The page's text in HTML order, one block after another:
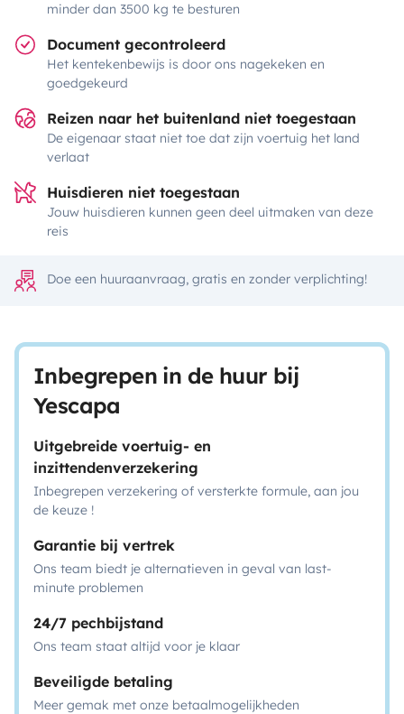
minder dan 3500 kg te besturen
Document gecontroleerd
Het kentekenbewijs is door ons nagekeken en
goedgekeurd
Reizen naar het buitenland niet toegestaan
De eigenaar staat niet toe dat zijn voertuig het land
verlaat
Huisdieren niet toegestaan
Jouw huisdieren kunnen geen deel uitmaken van deze
reis
Doe een huuraanvraag, gratis en zonder verplichting!
Inbegrepen in de huur bij
Yescapa
Uitgebreide voertuig- en
inzittendenverzekering
Inbegrepen verzekering of versterkte formule, aan jou
de keuze !
Garantie bij vertrek
Ons team biedt je alternatieven in geval van last-
minute problemen
24/7 pechbijstand
Ons team staat altijd voor je klaar
Beveiligde betaling
Meer gemak met onze betaalmogelijkheden